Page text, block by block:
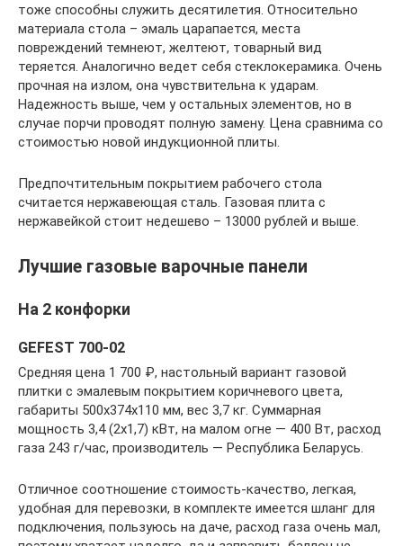
тоже способны служить десятилетия. Относительно
материала стола – эмаль царапается, места
повреждений темнеют, желтеют, товарный вид
теряется. Аналогично ведет себя стеклокерамика. Очень
прочная на излом, она чувствительна к ударам.
Надежность выше, чем у остальных элементов, но в
случае порчи проводят полную замену. Цена сравнима со
стоимостью новой индукционной плиты.
Предпочтительным покрытием рабочего стола
считается нержавеющая сталь. Газовая плита с
нержавейкой стоит недешево – 13000 рублей и выше.
Лучшие газовые варочные панели
На 2 конфорки
GEFEST 700-02
Средняя цена 1 700 ₽, настольный вариант газовой
плитки с эмалевым покрытием коричневого цвета,
габариты 500х374х110 мм, вес 3,7 кг. Суммарная
мощность 3,4 (2х1,7) кВт, на малом огне — 400 Вт, расход
газа 243 г/час, производитель — Республика Беларусь.
Отличное соотношение стоимость-качество, легкая,
удобная для перевозки, в комплекте имеется шланг для
подключения, пользуюсь на даче, расход газа очень мал,